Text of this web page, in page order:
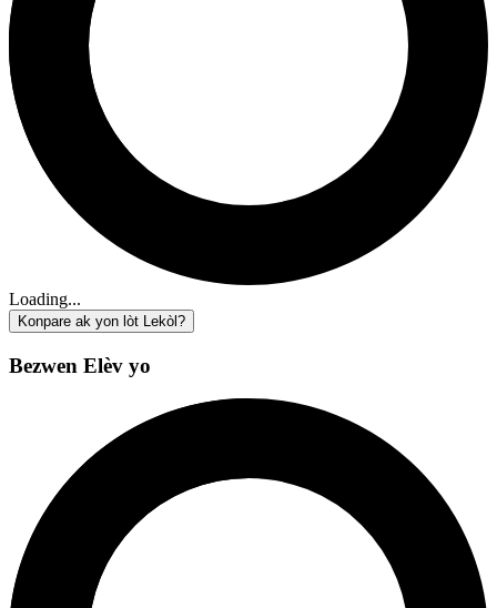
Loading...
Konpare ak yon lòt Lekòl?
Bezwen Elèv yo